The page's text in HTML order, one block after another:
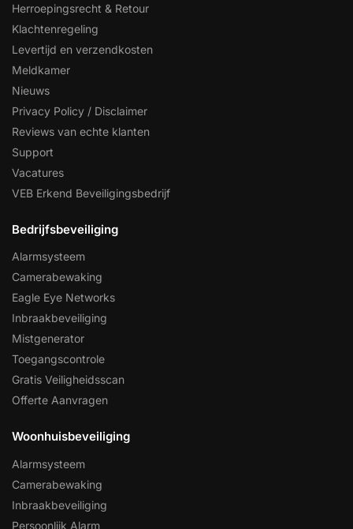
Herroepingsrecht & Retour
Klachtenregeling
Levertijd en verzendkosten
Meldkamer
Nieuws
Privacy Policy / Disclaimer
Reviews van echte klanten
Support
Vacatures
VEB Erkend Beveiligingsbedrijf
Bedrijfsbeveiliging
Alarmsysteem
Camerabewaking
Eagle Eye Networks
Inbraakbeveiliging
Mistgenerator
Toegangscontrole
Gratis Veiligheidsscan
Offerte Aanvragen
Woonhuisbeveiliging
Alarmsysteem
Camerabewaking
Inbraakbeveiliging
Persoonlijk Alarm